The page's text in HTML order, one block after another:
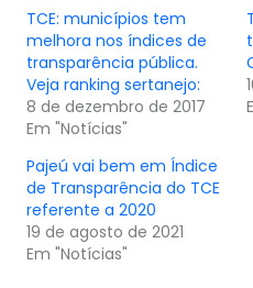
TCE: municípios tem
melhora nos índices de
transparência pública.
Veja ranking sertanejo:
8 de dezembro de 2017
Em "Notícias"
Pajeú vai bem em Índice
de Transparência do TCE
referente a 2020
19 de agosto de 2021
Em "Notícias"